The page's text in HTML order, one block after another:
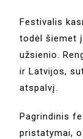
Festivalis
todėl šiemet
užsienio.
ir Latvijos,
atspalvį.
Pagrindinis
pristatymai,